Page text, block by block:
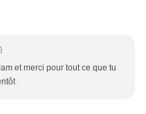
et merci pour tout ce que tu